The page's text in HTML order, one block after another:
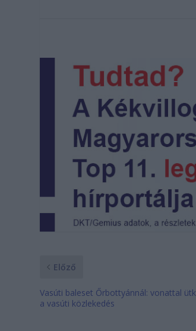
Előző
Vasúti baleset Őrbottyánnál: vonattal
a vasúti közlekedés